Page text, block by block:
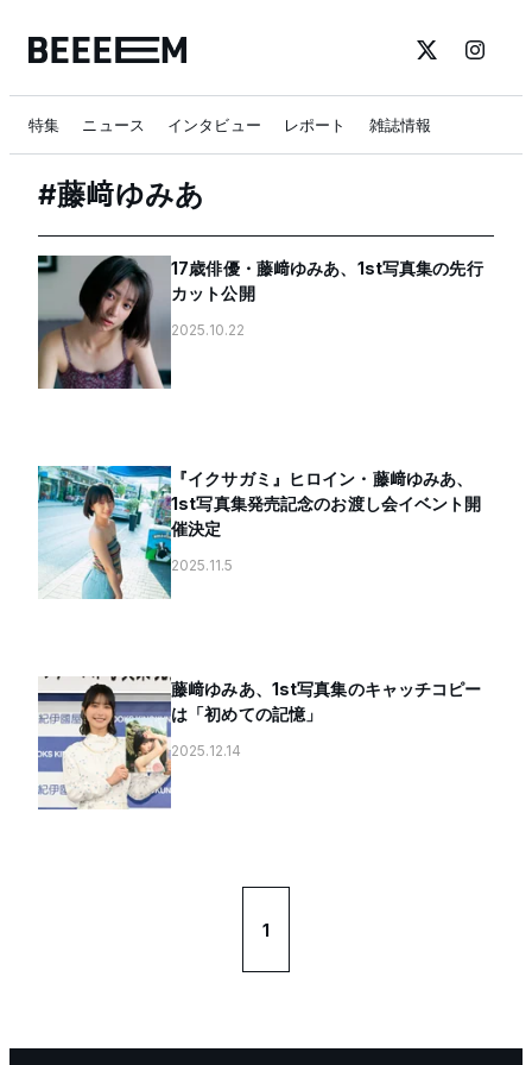
特集 ニュース インタビュー レポート 雑誌情報
#藤﨑ゆみあ
17歳俳優・藤﨑ゆみあ、1st写真集の先行
カット公開
2025.10.22
『イクサガミ』ヒロイン・藤﨑ゆみあ、
1st写真集発売記念のお渡し会イベント開
催決定
2025.11.5
藤﨑ゆみあ、1st写真集のキャッチコピー
は「初めての記憶」
2025.12.14
1